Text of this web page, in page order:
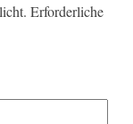
Erforderliche